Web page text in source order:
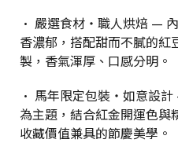
• 嚴選食材・職人烘焙 —
香濃郁，搭配甜而不膩的紅
製，香氣渾厚、口感分明。
• 馬年限定包裝・如意設
為主題，結合紅金開運色
收藏價值兼具的節慶美學。